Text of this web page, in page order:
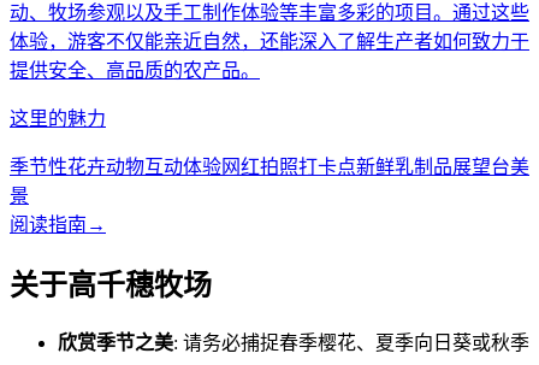
动、牧场参观以及手工制作体验等丰富多彩的项目。通过这些
体验，游客不仅能亲近自然，还能深入了解生产者如何致力于
提供安全、高品质的农产品。
这里的魅力
季节性花卉动物互动体验网红拍照打卡点新鲜乳制品展望台美
景
阅读指南 →
关于高千穗牧场
欣赏季节之美: 请务必捕捉春季樱花、夏季向日葵或秋季